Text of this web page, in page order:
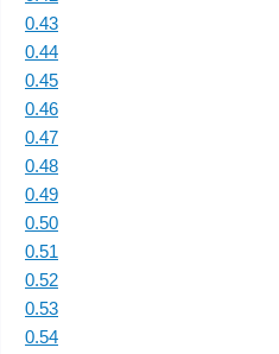
0.43
0.44
0.45
0.46
0.47
0.48
0.49
0.50
0.51
0.52
0.53
0.54